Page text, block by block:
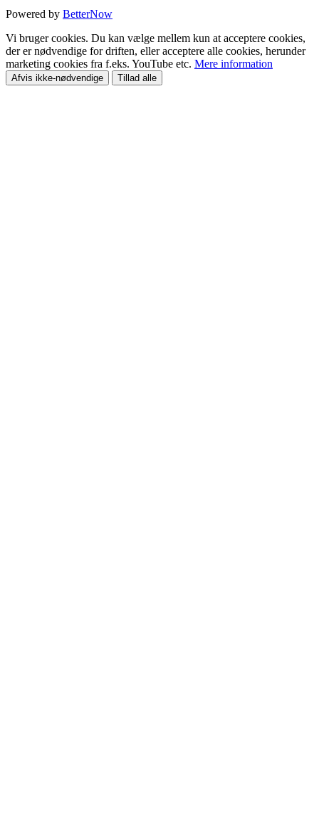
Powered by BetterNow
Vi bruger cookies. Du kan vælge mellem kun at acceptere cookies,
der er nødvendige for driften, eller acceptere alle cookies, herunder
marketing cookies fra f.eks. YouTube etc. Mere information
Afvis ikke-nødvendige Tillad alle